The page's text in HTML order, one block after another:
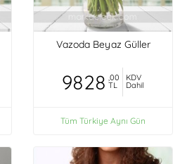
Vazoda Beyaz Güller
9828 ,00
TL
KDV
Dahil
Tüm Türkiye Aynı Gün